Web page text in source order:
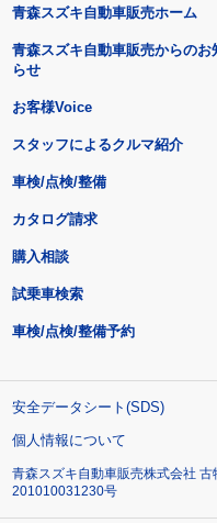
青森スズキ自動車販売ホーム
青森スズキ自動車販売からのお
らせ
お客様Voice
スタッフによるクルマ紹介
車検/点検/整備
カタログ請求
購入相談
試乗車検索
車検/点検/整備予約
安全データシート(SDS)
個人情報について
青森スズキ自動車販売株式会社
201010031230号